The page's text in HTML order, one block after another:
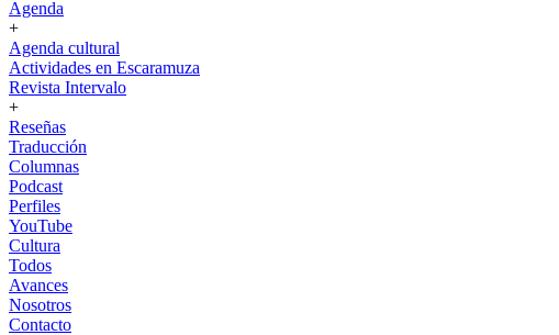
Agenda
+
Agenda cultural
Actividades en Escaramuza
Revista Intervalo
+
Reseñas
Traducción
Columnas
Podcast
Perfiles
YouTube
Cultura
Todos
Avances
Nosotros
Contacto